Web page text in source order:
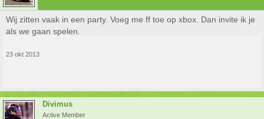
Wij zitten vaak in een party. Voeg me ff toe op xbox. Dan invite ik je
als we gaan spelen.
23 okt 2013
Divimus
Active Member